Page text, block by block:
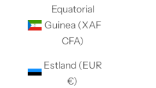
Equatorial
Guinea (XAF
CFA)
Estland (EUR
€)